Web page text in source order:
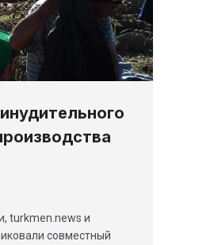
turkmen.news и
совместный